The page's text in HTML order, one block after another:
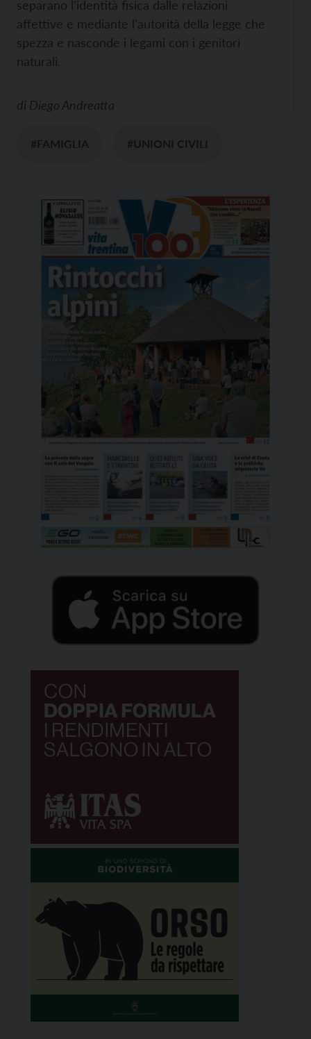
separano l'identità fisica dalle relazioni
affettive e mediante l'autorità della legge che
spezza e nasconde i legami con i genitori
naturali.
di Diego Andreatta
#FAMIGLIA #UNIONI CIVILI